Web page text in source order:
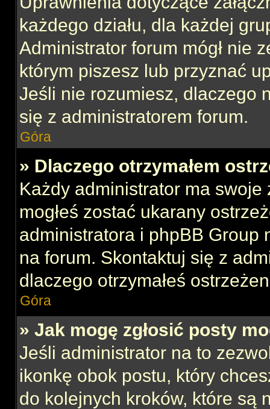
każdego działu, dla każdej
Administrator forum mógł nie
którym piszesz lub przyznać
Jeśli nie rozumiesz, dlaczego
się z administratorem forum.
Góra
» Dlaczego otrzymałem
Każdy administrator ma swoje
mogłeś zostać ukarany
administratora i phpBB Group
na forum. Skontaktuj się z
dlaczego otrzymałeś
Góra
» Jak mogę zgłosić posty
Jeśli administrator na to
ikonkę obok postu, który
do kolejnych kroków, które są